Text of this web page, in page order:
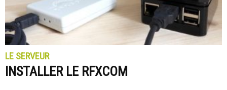
LE SERVEUR
INSTALLER LE RFXCOM